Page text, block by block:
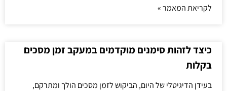
לקריאת המאמר »
כיצד לזהות סימנים מוקדמים במעקב זמן מסכים
בקלות
בעידן הדיגיטלי של היום, הביקוש לזמן מסכים הולך ומתרקם,